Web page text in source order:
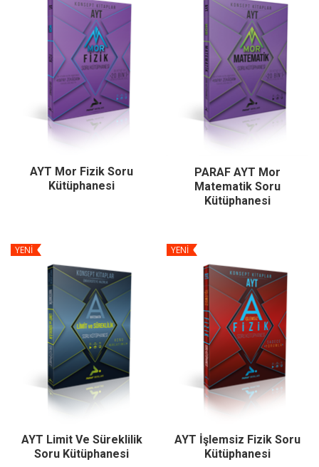
AYT Mor Fizik Soru
Kütüphanesi
PARAF AYT Mor
Matematik Soru
Kütüphanesi
YENİ
AYT Limit Ve Süreklilik
Soru Kütüphanesi
YENİ
AYT İşlemsiz Fizik Soru
Kütüphanesi